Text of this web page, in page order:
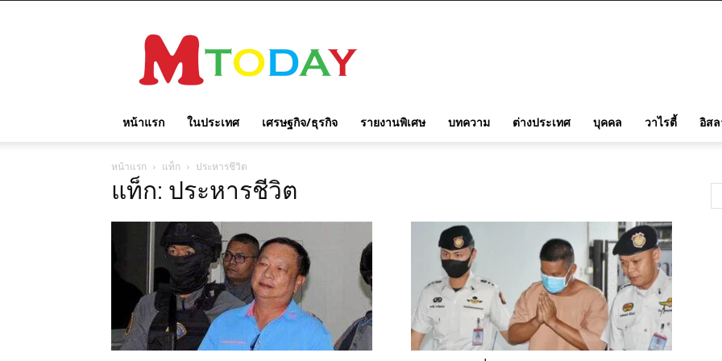
TODAY
หน้าแรก ในประเทศ เศรษฐกิจ/ธุรกิจ รายงานพิเศษ บทความ ต่างประเทศ บุคคล วาไรตี้ อิส
หน้าแรก แท็ก ประหารชีวิต
แท็ก: ประหารชีวิต